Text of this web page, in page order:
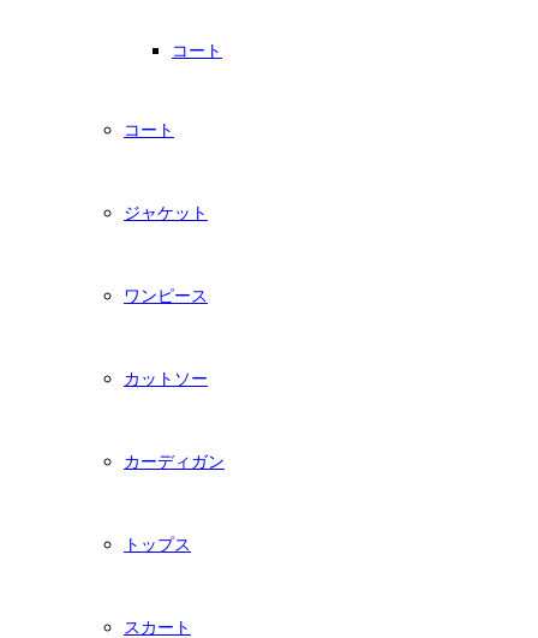
コート
コート
ジャケット
ワンピース
カットソー
カーディガン
トップス
スカート